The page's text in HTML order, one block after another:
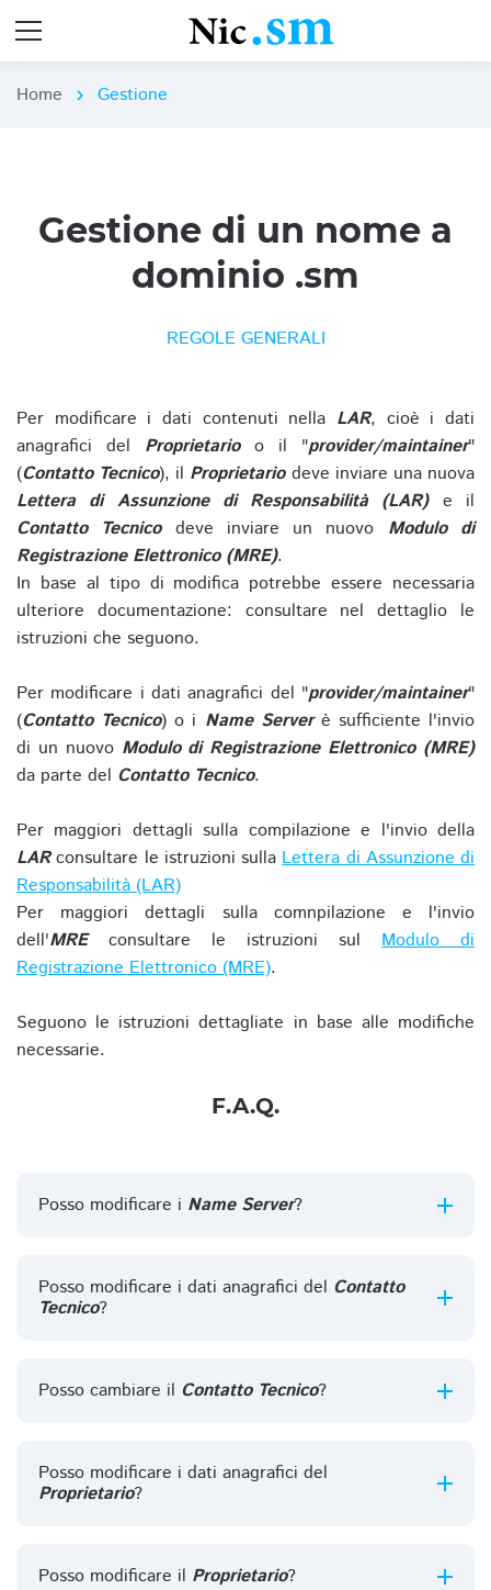
Home chevron_right Gestione
Gestione di un nome a
dominio .sm
REGOLE GENERALI
Per modificare i dati contenuti nella LAR, cioè i dati
anagrafici del Proprietarioo il "provider/maintainer"
(Contatto Tecnico), il Proprietariodeve inviare una nuova
Lettera di Assunzione di Responsabilità (LAR)e il
Contatto Tecnicodeve inviare un nuovo Modulo di
Registrazione Elettronico (MRE).
In base al tipo di modifica potrebbe essere necessaria
ulteriore documentazione: consultare nel dettaglio le
istruzioni che seguono.
Per modificare i dati anagrafici del "provider/maintainer"
(Contatto Tecnico) o i Name Serverè sufficiente l'invio
di un nuovo Modulo di Registrazione Elettronico (MRE)
da parte del Contatto Tecnico.
Per maggiori dettagli sulla compilazione e l'invio della
LARconsultare le istruzioni sullaLettera di Assunzione di
Responsabilità (LAR)
Per maggiori dettagli sulla comnpilazione e l'invio
dell'MREconsultare le istruzioni sul Modulo di
Registrazione Elettronico (MRE).
Seguono le istruzioni dettagliate in base alle modifiche
necessarie.
F.A.Q.
Posso modificare i Name Server?
Posso modificare i dati anagrafici del Contatto
Tecnico?
Posso cambiare il Contatto Tecnico?
Posso modificare i dati anagrafici del
Proprietario?
Posso modificare il Proprietario?